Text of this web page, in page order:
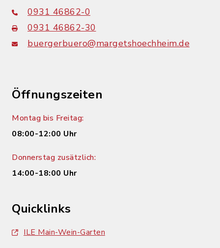
0931 46862-0
0931 46862-30
buergerbuero@margetshoechheim.de
Öffnungszeiten
Montag bis Freitag:
08:00-12:00 Uhr
Donnerstag zusätzlich:
14:00-18:00 Uhr
Quicklinks
ILE Main-Wein-Garten